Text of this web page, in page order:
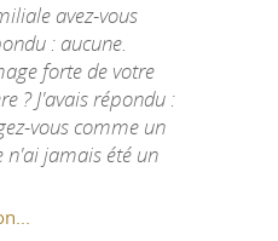
avez-vous
: aucune.
forte de votre
? J'avais répondu :
vous comme un
n'ai jamais été un